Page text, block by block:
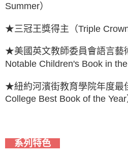
Summer）
★三冠王獎得主（Triple
★美國英文教師委員會語言藝
Notable Children's Book in the
★紐約河濱街教育學院年度最
College Best Book of the Year
系列特色